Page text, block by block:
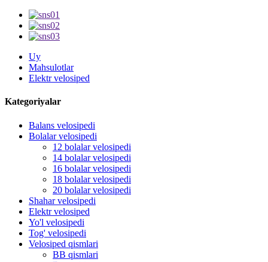
Uy
Mahsulotlar
Elektr velosiped
Kategoriyalar
Balans velosipedi
Bolalar velosipedi
12 bolalar velosipedi
14 bolalar velosipedi
16 bolalar velosipedi
18 bolalar velosipedi
20 bolalar velosipedi
Shahar velosipedi
Elektr velosiped
Yo'l velosipedi
Tog' velosipedi
Velosiped qismlari
BB qismlari